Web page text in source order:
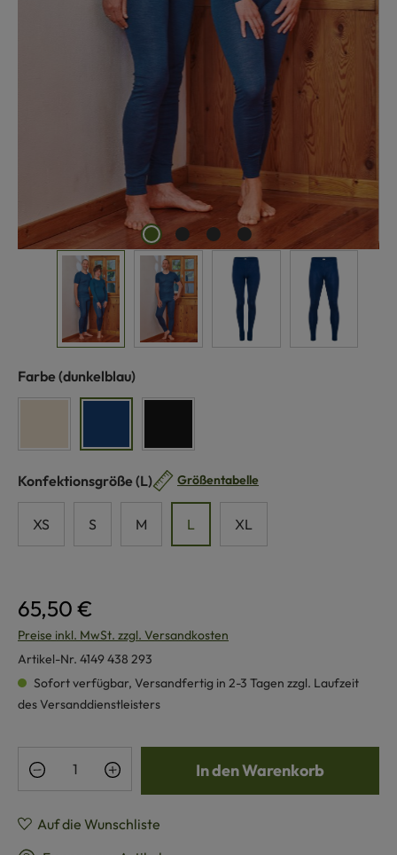
Farbe auswählen
(dunkelblau)
Konfektionsgröße auswählen
(L) Größentabelle
XS S M L XL
65,50 €
Preise inkl. MwSt. zzgl. Versandkosten
Artikel-Nr. 4149 438 293
Sofort verfügbar, Versandfertig in 2-3 Tagen zzgl. Laufzeit
des Versanddienstleisters
Produkt Anzahl: Gib den gewünschten
In den Warenkorb
Auf die Wunschliste